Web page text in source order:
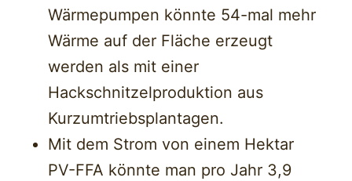
Wärmepumpen könnte 54-mal mehr
Wärme auf der Fläche erzeugt
werden als mit einer
Hackschnitzelproduktion aus
Kurzumtriebsplantagen.
Mit dem Strom von einem Hektar
PV-FFA könnte man pro Jahr 3,9